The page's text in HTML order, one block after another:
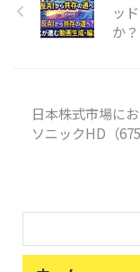
ッ
か？
日本株式市場に
ソニックHD（